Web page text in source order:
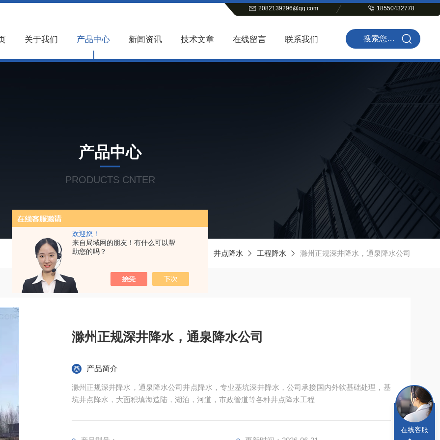
欢迎您！
来自局域网的朋友！有什么可以帮
助您的吗？
2082139296@qq.com 18550432778
关于我们 产品中心 新闻资讯 技术文章 在线留言 联系我们
产品中心
PRODUCTS CNTER
井点降水 工程降水 滁州正规深井降水，通泉降水公司
滁州正规深井降水，通泉降水公司
产品简介
滁州正规深井降水，通泉降水公司井点降水，专业基坑深井降水，公司承接国内外软基础处理，基
坑井点降水，大面积填海造陆，湖泊，河道，市政管道等各种井点降水工程
在线客服